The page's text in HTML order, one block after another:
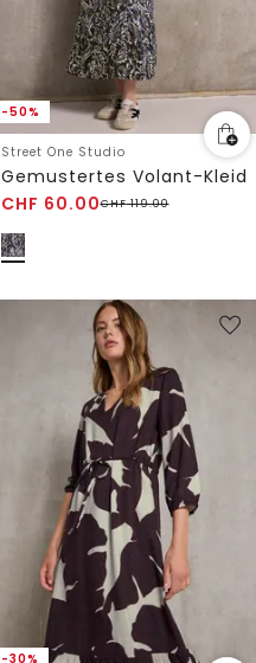
-50%
Street One Studio
Gemustertes Volant-Kleid
CHF 60.00CHF119.00
-30%